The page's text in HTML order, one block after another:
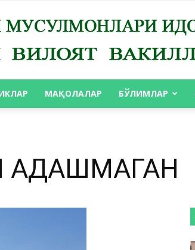
МАҚОЛАЛАР БЎЛИМЛАР